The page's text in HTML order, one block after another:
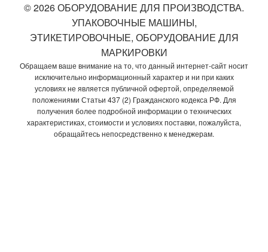
© 2026 ОБОРУДОВАНИЕ ДЛЯ ПРОИЗВОДСТВА.
УПАКОВОЧНЫЕ МАШИНЫ,
ЭТИКЕТИРОВОЧНЫЕ, ОБОРУДОВАНИЕ ДЛЯ
МАРКИРОВКИ
Обращаем ваше внимание на то, что данный интернет-сайт носит
исключительно информационный характер и ни при каких
условиях не является публичной офертой, определяемой
положениями Статьи 437 (2) Гражданского кодекса РФ. Для
получения более подробной информации о технических
характеристиках, стоимости и условиях поставки, пожалуйста,
обращайтесь непосредственно к менеджерам.